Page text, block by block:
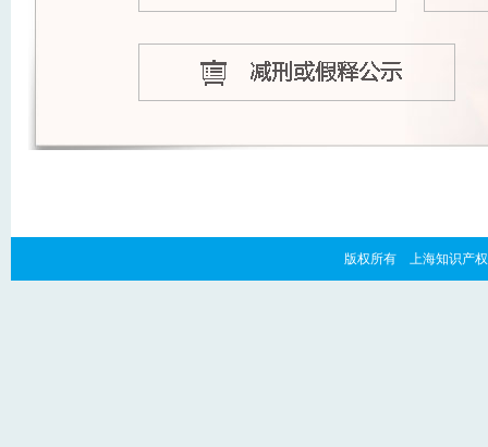
版权所有 上海知识产权